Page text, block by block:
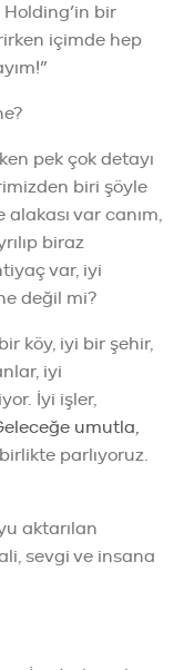
Holding’in bir
içimde hep
pek çok detayı
biri şöyle
alakası var canım,
biraz
var, iyi
değil mi?
köy, iyi bir şehir,
iyi
İyi işler,
umutla,
birlikte parlıyoruz.
aktarılan
sevgi ve insana